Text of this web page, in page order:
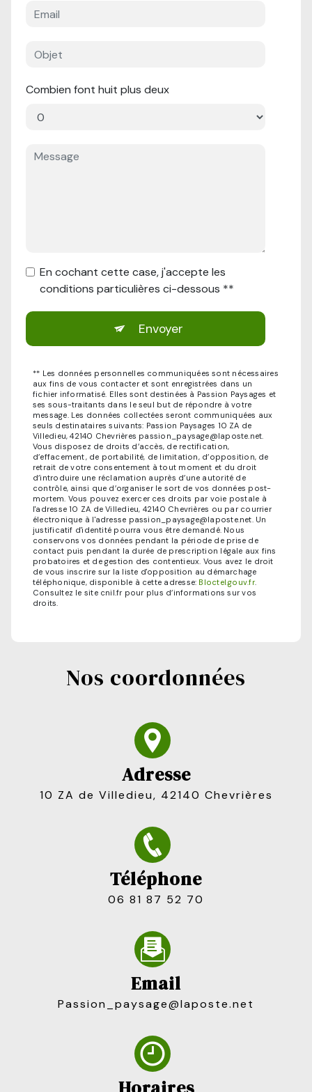
Combien font huit plus deux
En cochant cette case, j'accepte les
conditions particulières ci-dessous **
Envoyer
** Les données personnelles communiquées sont nécessaires
aux fins de vous contacter et sont enregistrées dans un
fichier informatisé. Elles sont destinées à Passion Paysages et
ses sous-traitants dans le seul but de répondre à votre
message. Les données collectées seront communiquées aux
seuls destinataires suivants: Passion Paysages 10 ZA de
Villedieu, 42140 Chevrières passion_paysage@laposte.net.
Vous disposez de droits d’accès, de rectification,
d’effacement, de portabilité, de limitation, d’opposition, de
retrait de votre consentement à tout moment et du droit
d’introduire une réclamation auprès d’une autorité de
contrôle, ainsi que d’organiser le sort de vos données post-
mortem. Vous pouvez exercer ces droits par voie postale à
l'adresse 10 ZA de Villedieu, 42140 Chevrières ou par courrier
électronique à l'adresse passion_paysage@laposte.net. Un
justificatif d'identité pourra vous être demandé. Nous
conservons vos données pendant la période de prise de
contact puis pendant la durée de prescription légale aux fins
probatoires et de gestion des contentieux. Vous avez le droit
de vous inscrire sur la liste d'opposition au démarchage
téléphonique, disponible à cette adresse:
Bloctel.gouv.fr.
Consultez le site cnil.fr pour plus d’informations sur vos
droits.
Nos coordonnées
Adresse
10 ZA de Villedieu, 42140 Chevrières
Téléphone
06 81 87 52 70
Email
passion_paysage@laposte.net